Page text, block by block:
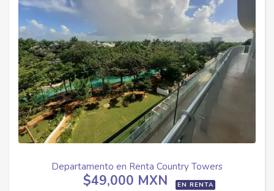
Departamento en Renta Country Towers
$49,000 MXN EN RENTA